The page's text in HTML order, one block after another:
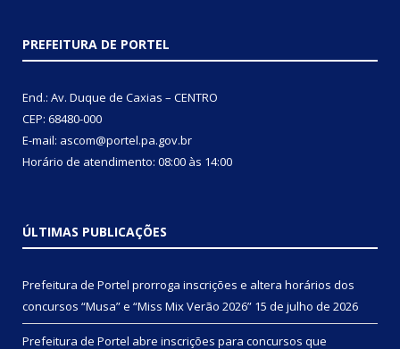
PREFEITURA DE PORTEL
End.: Av. Duque de Caxias – CENTRO
CEP: 68480-000
E-mail: ascom@portel.pa.gov.br
Horário de atendimento: 08:00 às 14:00
ÚLTIMAS PUBLICAÇÕES
Prefeitura de Portel prorroga inscrições e altera horários dos
concursos “Musa” e “Miss Mix Verão 2026” 15 de julho de 2026
Prefeitura de Portel abre inscrições para concursos que